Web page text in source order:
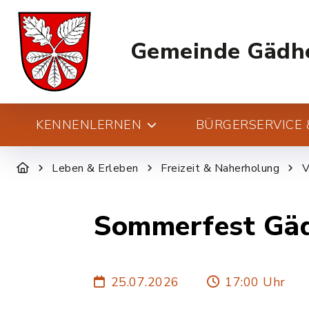
Gemeinde
KENNENLERNEN
Leben & Erleben Freizeit & Naherholung
Sommerfest
25.07.2026 17:00 Uhr